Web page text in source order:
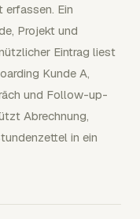
erfassen. Ein
Projekt und
Eintrag liest
Kunde A,
und Follow-up-
Abrechnung,
in ein